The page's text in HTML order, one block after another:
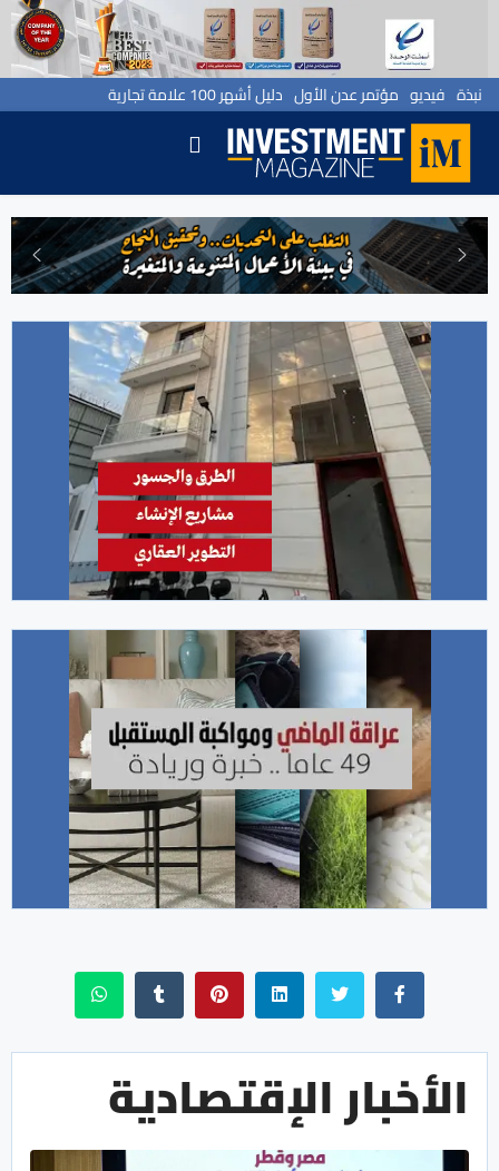
نبذة فيديو مؤتمر عدن الأول دليل أشهر 100 علامة تجارية
الأخبار الإقتصادية